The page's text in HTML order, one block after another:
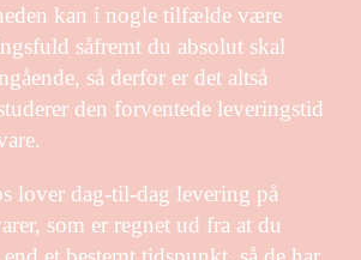
kan i nogle tilfælde være
såfremt du absolut skal
så derfor er det altså
den forventede leveringstid
lover dag-til-dag levering på
som er regnet ud fra at du